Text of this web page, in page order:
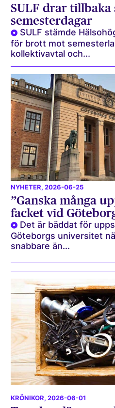
SULF drar tillbaka
semesterdagar
SULF stämde
för brott mot
kollektivavtal och...
NYHETER, 2026-06-25
”Ganska många
facket vid
Det är bäddat för
Göteborgs universitet
snabbare än...
KRÖNIKOR, 2026-06-01